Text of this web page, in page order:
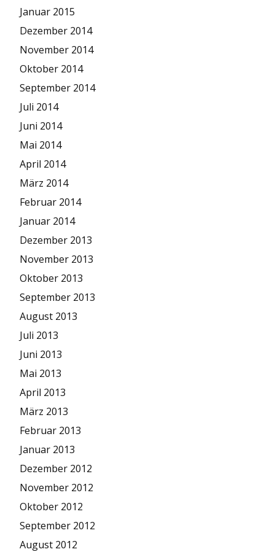
Januar 2015
Dezember 2014
November 2014
Oktober 2014
September 2014
Juli 2014
Juni 2014
Mai 2014
April 2014
März 2014
Februar 2014
Januar 2014
Dezember 2013
November 2013
Oktober 2013
September 2013
August 2013
Juli 2013
Juni 2013
Mai 2013
April 2013
März 2013
Februar 2013
Januar 2013
Dezember 2012
November 2012
Oktober 2012
September 2012
August 2012